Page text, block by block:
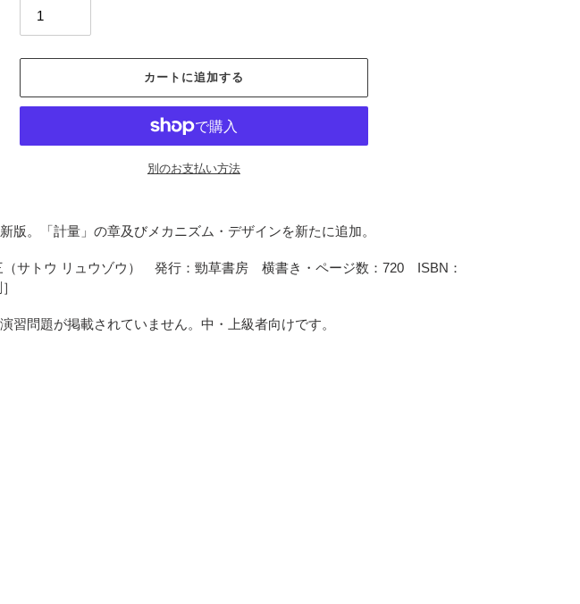
カートに追加する
別のお支払い方法
ー
ト
に
を
版。「計量」の章及びメカニズム・デザインを新たに追加。
サトウ リュウゾウ） 発行：勁草書房 横書き・ページ数：720 ISBN：
問題が掲載されていません。中・上級者向けです。